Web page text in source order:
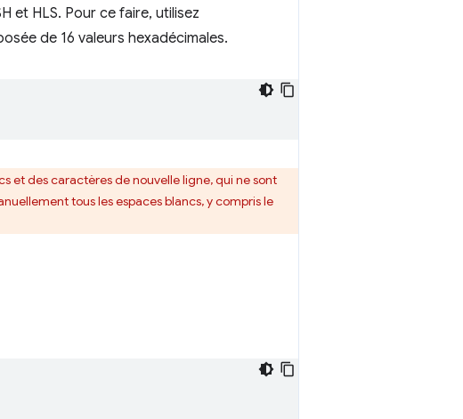
et HLS. Pour ce faire, utilisez
de 16 valeurs hexadécimales.
et des caractères de nouvelle ligne, qui ne sont
tous les espaces blancs, y compris le